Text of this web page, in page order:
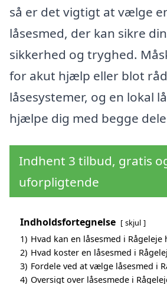
så er det vigtigt at vælge
låsesmed, der kan sikre
sikkerhed og tryghed.
for akut hjælp eller blot
låsesystemer, og en lokal
hjælpe dig med begge
Indhent 3 tilbud, gratis
uforpligtende
Indholdsfortegnelse skjul
1) Hvad kan en låsesmed i
2) Hvad koster en låsesmed i
3) Fordele ved at vælge låsesmed i
4) Oversigt over låsesmede i